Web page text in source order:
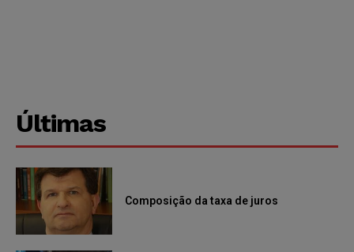
Últimas
Composição da taxa de juros